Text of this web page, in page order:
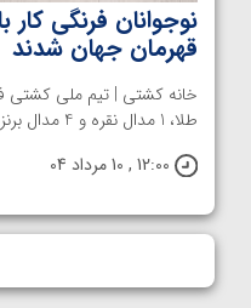
نوجوانان فرنگی کار
قهرمان جهان شدند
طلا، 1 مدال نقره و 4 مدال برنز و با یک کشتی گیر کمتر و 9 نفره ...
12:00 , 10 مرداد 04